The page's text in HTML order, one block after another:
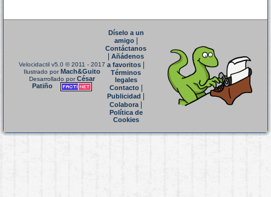
Velocidactil v5.0 © 2011 - 2017
Ilustrado porMach&Guito
Desarrollado porCésar
Patiño
Díselo a un
amigo|
Contáctanos
Añádenos
a favoritos
Términos
legales
Contacto|
Publicidad
Colabora|
Política de
Cookies